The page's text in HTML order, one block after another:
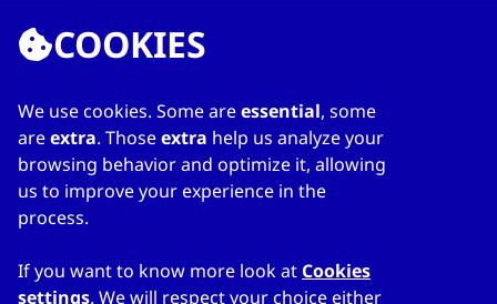
ССЫЛКИ
Home
О каталоге
Мой список
COOKIES
We use cookies. Some areessential, some
areextra. Thoseextra help us analyze your
browsing behavior and optimize it, allowing
us to improve your experience in the
process.
If you want to know more look at Cookies
settings. We will respect your choice either